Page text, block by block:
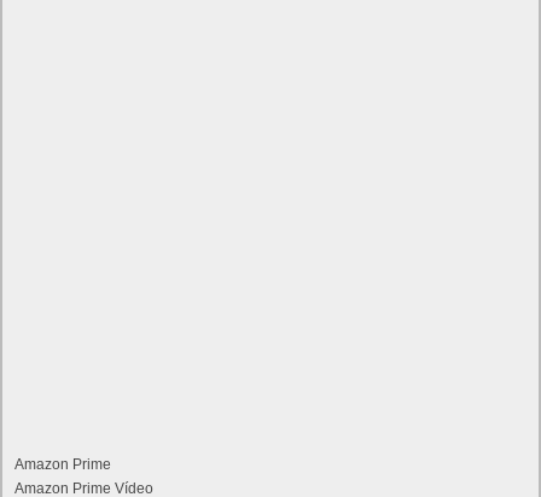
Amazon Prime
Amazon Prime Vídeo